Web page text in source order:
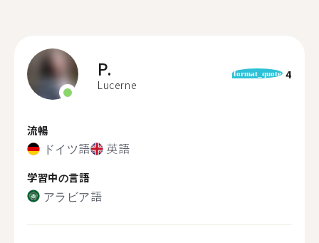
P.
Lucerne
format_quote 4
流暢
ドイツ語 英語
学習中の言語
アラビア語